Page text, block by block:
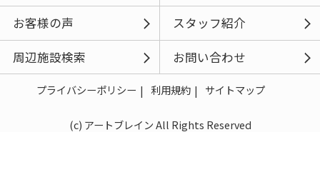
お客様の声
スタッフ紹介
周辺施設検索
お問い合わせ
プライバシーポリシー 利用規約 サイトマップ
(c) アートブレイン All Rights Reserved